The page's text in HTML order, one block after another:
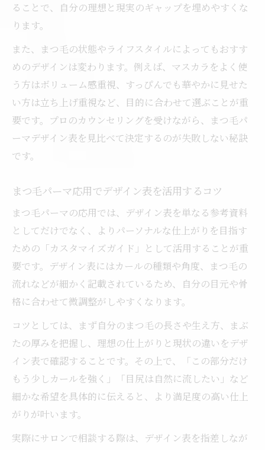
ることで、自分の理想と現実のギャップを埋めやすくな
ります。
また、まつ毛の状態やライフスタイルによってもおすす
めのデザインは変わります。例えば、マスカラをよく使
う方はボリューム感重視、すっぴんでも華やかに見せた
い方は立ち上げ重視など、目的に合わせて選ぶことが重
要です。プロのカウンセリングを受けながら、まつ毛パ
ーマデザイン表を見比べて決定するのが失敗しない秘訣
です。
まつ毛パーマ応用でデザイン表を活用するコツ
まつ毛パーマの応用では、デザイン表を単なる参考資料
としてだけでなく、よりパーソナルな仕上がりを目指す
ための「カスタマイズガイド」として活用することが重
要です。デザイン表にはカールの種類や角度、まつ毛の
流れなどが細かく記載されているため、自分の目元や骨
格に合わせて微調整がしやすくなります。
コツとしては、まず自分のまつ毛の長さや生え方、まぶ
たの厚みを把握し、理想の仕上がりと現状の違いをデザ
イン表で確認することです。その上で、「この部分だけ
もう少しカールを強く」「目尻は自然に流したい」など
細かな希望を具体的に伝えると、より満足度の高い仕上
がりが叶います。
実際にサロンで相談する際は、デザイン表を指差しなが